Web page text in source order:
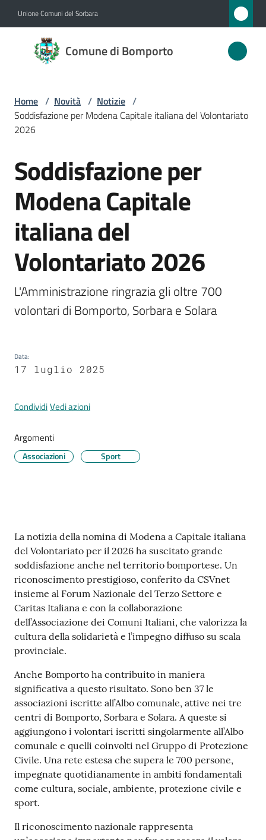
Unione Comuni del Sorbara
Comune di Bomporto
Comune
di
Amministrazione
Novità
Menu selezionato
Servizi
Vivere
Bomporto
Tutti
su
Home / Novità / Notizie /
Soddisfazione per Modena Capitale italiana del Volontariato
2026
Salta al contenuto
Soddisfazione per
Modena Capitale
italiana del
Volontariato 2026
L'Amministrazione ringrazia gli oltre 700
volontari di Bomporto, Sorbara e Solara
Data:
17 luglio 2025
CondividiVedi azioni
Argomenti
Associazioni Sport
Contenuto
La notizia della nomina di Modena a Capitale italiana
del Volontariato per il 2026 ha suscitato grande
soddisfazione anche nel territorio bomportese. Un
riconoscimento prestigioso, conferito da CSVnet
insieme al Forum Nazionale del Terzo Settore e
Caritas Italiana e con la collaborazione
dell’Associazione dei Comuni Italiani, che valorizza la
cultura della solidarietà e l’impegno diffuso su scala
provinciale.
Anche Bomporto ha contribuito in maniera
significativa a questo risultato. Sono ben 37 le
associazioni iscritte all’Albo comunale, attive nei tre
centri di Bomporto, Sorbara e Solara. A queste si
aggiungono i volontari iscritti singolarmente all’Albo
comunale e quelli coinvolti nel Gruppo di Protezione
Civile. Una rete estesa che supera le 700 persone,
impegnate quotidianamente in ambiti fondamentali
come cultura, sociale, ambiente, protezione civile e
sport.
Il riconoscimento nazionale rappresenta